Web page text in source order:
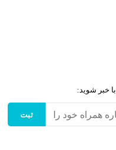
خبر شوید:
ثبت